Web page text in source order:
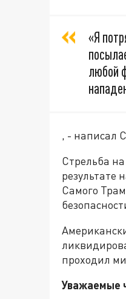
«Я
любой
, - написал
Стрельба
результате
Самого
проходил